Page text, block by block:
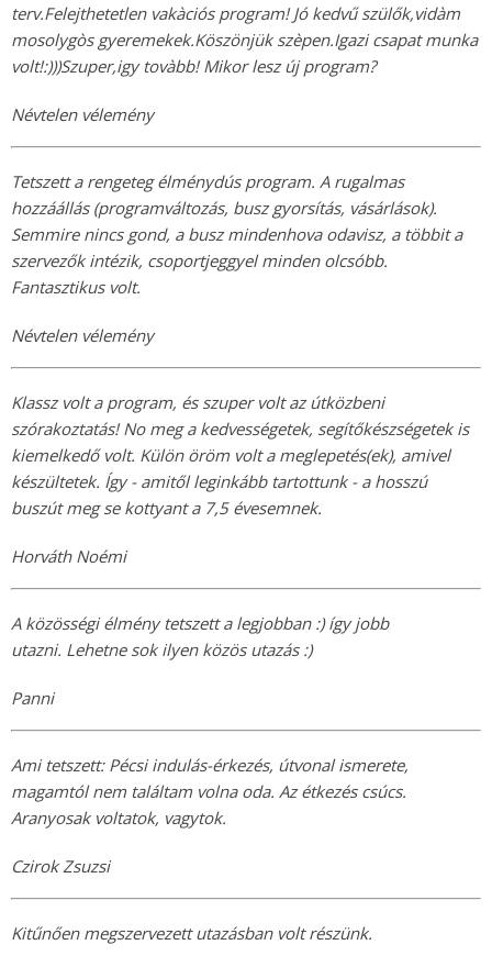
terv.Felejthetetlen vakàciós program! Jó kedvű szülők,vidàm
mosolygòs gyeremekek.Köszönjük szèpen.Igazi csapat munka
volt!:)))Szuper,igy tovàbb! Mikor lesz új program?
Névtelen vélemény
Tetszett a rengeteg élménydús program. A rugalmas
hozzáállás (programváltozás, busz gyorsítás, vásárlások).
Semmire nincs gond, a busz mindenhova odavisz, a többit a
szervezők intézik, csoportjeggyel minden olcsóbb.
Fantasztikus volt.
Névtelen vélemény
Klassz volt a program, és szuper volt az útközbeni
szórakoztatás! No meg a kedvességetek, segítőkészségetek is
kiemelkedő volt. Külön öröm volt a meglepetés(ek), amivel
készültetek. Így - amitől leginkább tartottunk - a hosszú
buszút meg se kottyant a 7,5 évesemnek.
Horváth Noémi
A közösségi élmény tetszett a legjobban :) így jobb
utazni. Lehetne sok ilyen közös utazás :)
Panni
Ami tetszett: Pécsi indulás-érkezés, útvonal ismerete,
magamtól nem találtam volna oda. Az étkezés csúcs.
Aranyosak voltatok, vagytok.
Czirok Zsuzsi
Kitűnően megszervezett utazásban volt részünk.